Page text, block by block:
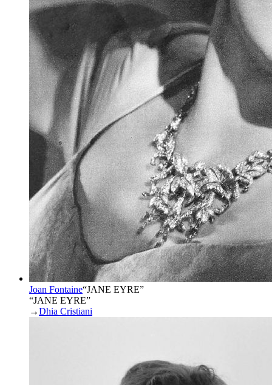
Joan Fontaine“JANE EYRE”
“JANE EYRE”
→Dhia Cristiani